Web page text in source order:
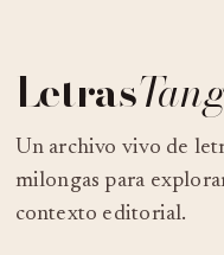
08
Letras
Un archivo vivo de
milongas para
contexto editorial.